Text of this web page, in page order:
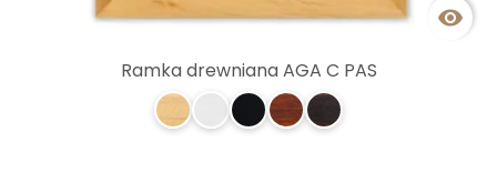

Ramka drewniana AGA C PAS